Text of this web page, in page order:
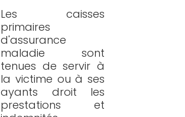
Les caisses
primaires
d'assurance
maladie sont
tenues de servir à
la victime ou à ses
ayants droit les
prestations et